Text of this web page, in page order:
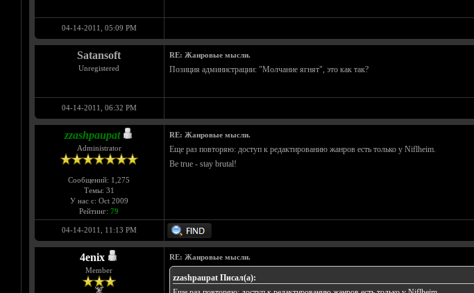
04-14-2011, 05:09 PM
Satansoft
Unregistered
RE: Жанровые мысли.
Позиция администрации: "Молчание ягнят", это как так?
04-14-2011, 06:32 PM
zzashpaupat
Administrator
Сообщений: 1,275
Темы: 31
У нас с: Oct 2009
Рейтинг: 79
RE: Жанровые мысли.
Еще раз повторяю: доступ к редактированию жанров есть только у Niflheim.
Be true - stay brutal!
04-14-2011, 11:13 PM
4enix
Member
RE: Жанровые мысли.
zzashpaupat Писал(а):